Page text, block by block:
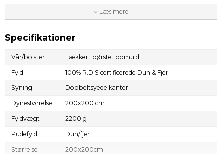
holdbarhed i forhold til mange årig brug.
Certifikat: R.D.S, OekoTex100, BCI bomuld
1.480 gr. (140x200 cm)
2.200 gr. (200x200 cm)
2.420 gr. (200x220 cm)
Læs mere
Specifikationer
Vår/bolster Lækkert børstet bomuld
Fyld 100% R.D.S certificerede Dun & Fjer
Syning Dobbeltsyede kanter
Dynestørrelse 200x200 cm
Fyldvægt 2200 g
Pudefyld Dun/fjer
Størrelse 200x200cm